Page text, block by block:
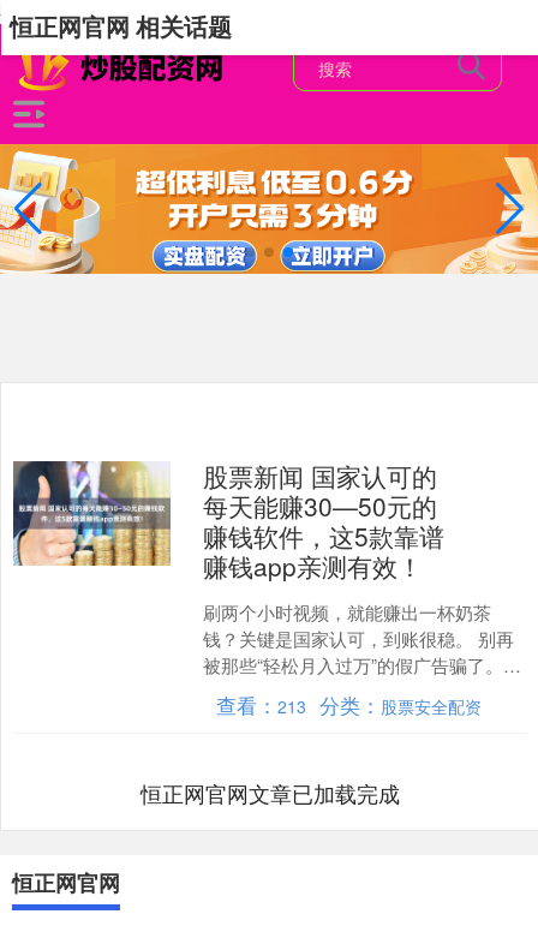
-->恒正网官网 相关话题
股票新闻 国家认可的
每天能赚30—50元的
赚钱软件，这5款靠谱
赚钱app亲测有效！
刷两个小时视频，就能赚出一杯奶茶
钱？关键是国家认可，到账很稳。 别再
被那些“轻松月入过万”的假广告骗了。我
知道很多人就想找个靠谱的副业，每天
赚个30—50块零花....
查看：213 分类： 股票安全配资
恒正网官网文章已加载完成
恒正网官网